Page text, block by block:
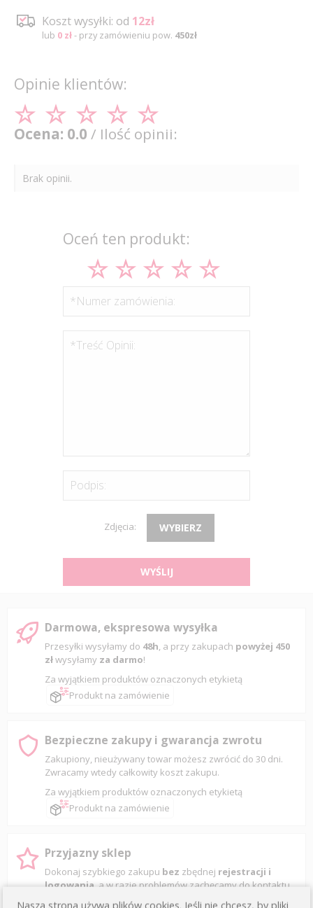
Koszt wysyłki: od 12zł
lub 0 zł- przy zamówieniu pow. 450zł
Opinie klientów:
Ocena: 0.0 / Ilość opinii:
Brak opinii.
Oceń ten produkt:
*Numer zamówienia:
*Treść Opinii:
Podpis:
Zdjęcia: WYBIERZ
WYŚLIJ
Darmowa, ekspresowa wysyłka
Przesyłki wysyłamy do 48h, a przy zakupach powyżej 450
złwysyłamy za darmo!
Za wyjątkiem produktów oznaczonych etykietą
Produkt na zamówienie
Bezpieczne zakupy i gwarancja zwrotu
Zakupiony, nieużywany towar możesz zwrócić do 30 dni.
Zwracamy wtedy całkowity koszt zakupu.
Za wyjątkiem produktów oznaczonych etykietą
Produkt na zamówienie
Przyjazny sklep
Dokonaj szybkiego zakupu bez zbędnej rejestracji i
logowania, a w razie problemów zachęcamy do kontaktu
biurem obsługi klienta